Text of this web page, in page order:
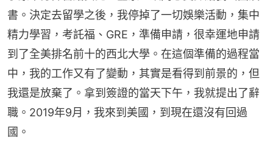
書。決定去留學之後，我停掉了一切娛樂活動，集中
精力學習，考託福、GRE，準備申請，很幸運地申請
到了全美排名前十的西北大學。在這個準備的過程當
中，我的工作又有了變動，其實是看得到前景的，但
我還是放棄了。拿到簽證的當天下午，我就提出了辭
職。2019年9月，我來到美國，到現在還沒有回過
國。